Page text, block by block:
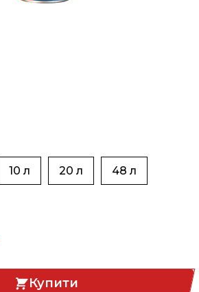
10 л 20 л 48 л
Купити